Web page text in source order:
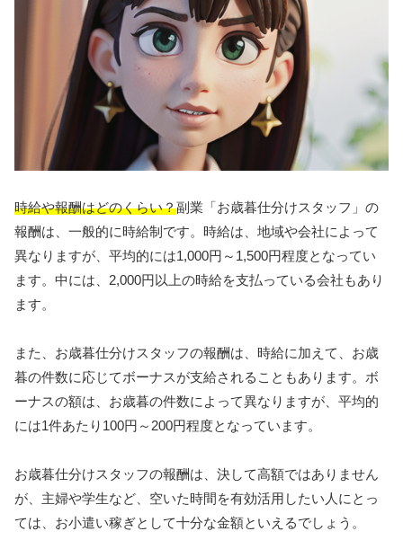
時給や報酬はどのくらい？副業「お歳暮仕分けスタッフ」の
報酬は、一般的に時給制です。時給は、地域や会社によって
異なりますが、平均的には1,000円～1,500円程度となってい
ます。中には、2,000円以上の時給を支払っている会社もあり
ます。
また、お歳暮仕分けスタッフの報酬は、時給に加えて、お歳
暮の件数に応じてボーナスが支給されることもあります。ボ
ーナスの額は、お歳暮の件数によって異なりますが、平均的
には1件あたり100円～200円程度となっています。
お歳暮仕分けスタッフの報酬は、決して高額ではありません
が、主婦や学生など、空いた時間を有効活用したい人にとっ
ては、お小遣い稼ぎとして十分な金額といえるでしょう。